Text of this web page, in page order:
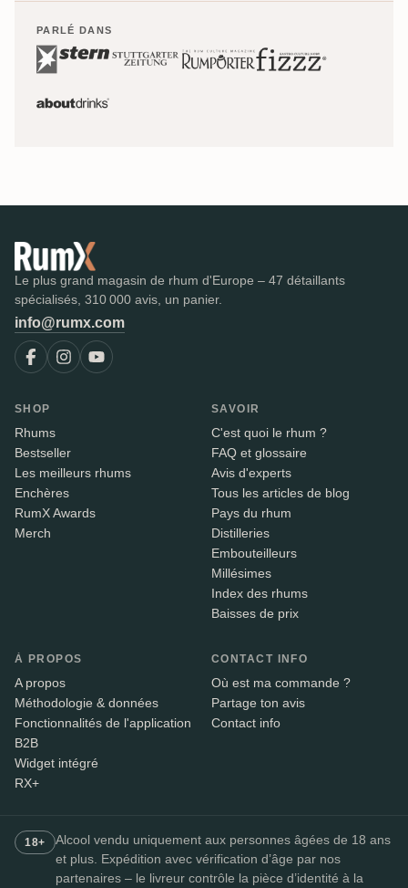
PARLÉ DANS
Le plus grand magasin de rhum d'Europe – 47 détaillants
spécialisés, 310 000 avis, un panier.
info@rumx.com
SHOP
Rhums
Bestseller
Les meilleurs rhums
Enchères
RumX Awards
Merch
SAVOIR
C'est quoi le rhum ?
FAQ et glossaire
Avis d'experts
Tous les articles de blog
Pays du rhum
Distilleries
Embouteilleurs
Millésimes
Index des rhums
Baisses de prix
À PROPOS
A propos
Méthodologie & données
Fonctionnalités de l'application
B2B
Widget intégré
RX+
CONTACT INFO
Où est ma commande ?
Partage ton avis
Contact info
18+
Alcool vendu uniquement aux personnes âgées de 18 ans
et plus. Expédition avec vérification d’âge par nos
partenaires – le livreur contrôle la pièce d’identité à la